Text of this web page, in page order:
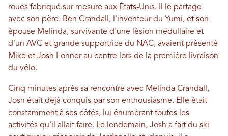
roues fabriqué sur mesure aux États-Unis. Il le partage
avec son père. Ben Crandall, l'inventeur du Yumi, et son
épouse Melinda, survivante d'une lésion médullaire et
d'un AVC et grande supportrice du NAC, avaient présenté
Mike et Josh Fohner au centre lors de la première livraison
du vélo.
Cinq minutes après sa rencontre avec Melinda Crandall,
Josh était déjà conquis par son enthousiasme. Elle était
constamment à ses côtés, lui énumérant toutes les
activités qu'il allait faire. Le lendemain, Josh a fait du ski